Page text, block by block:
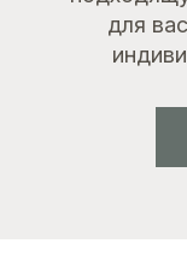
для